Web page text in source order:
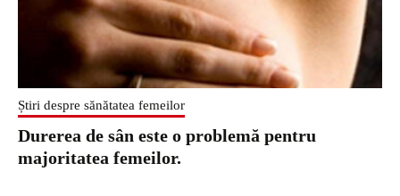
Știri despre sănătatea femeilor
Durerea de sân este o problemă pentru
majoritatea femeilor.